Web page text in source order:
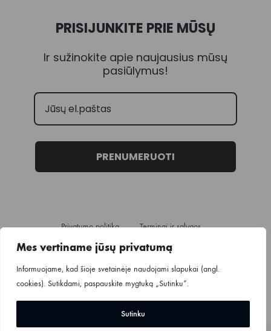
Mes vertiname jūsų privatumą
Informuojame, kad šioje svetainėje naudojami slapukai (angl.
cookies). Sutikdami, paspauskite mygtuką „Sutinku“.
Sutinku
PRISIJUNKITE PRIE MŪSŲ
Ir sužinokite apie naujausius mūsų
pasiūlymus!
PRENUMERUOTI
©2024MINGO.Visos teisės saugomos.
Privatumo politika
Terminai ir sąlygos